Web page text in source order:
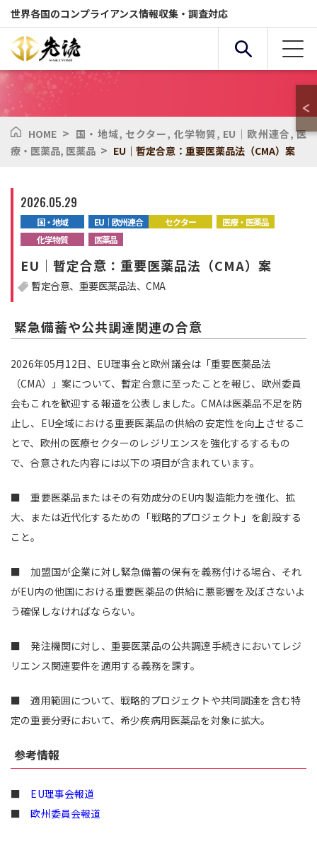
世界各国のコンプライアンス情報収集・調査対応
複合条件検索
全般
化学物質 環境
HOME > 国・地域, セクター, 化学物質, EU｜欧州連合,医
療・医薬品, 医薬品 > EU｜暫定合意：重要医薬品法（CMA）案
2026.05.29
国・地域 EU｜欧州連合 セクター
医療・医薬品
化学物質
医薬品
EU｜暫定合意：重要医薬品法（CMA）案
暫定合意 重要医薬品法 CMA
緊急備蓄や公共調達関連の合意
2026年05月12日、EU理事会と欧州議会は「重要医薬品法
（CMA）」案について、暫定合意に至ったことを報じ、欧州委員
会もこれを歓迎する報道を公表しました。CMAは医薬品不足を防
止し、EU全域における重要医薬品の供給の安定性を向上させるこ
とで、欧州の医療セクターのレジリエンスを強化するするもの
で、合意された内容には以下の項目が含まれています。
■ 重要医薬品またはその有効成分のEU内製造能力を強化、拡
大、または近代化するための「戦略的プロジェクト」を創設する
こと。
■ 加盟国が企業に対し緊急備蓄の保有を義務付ける場合、それ
がEU内の他国における重要医薬品の供給に悪影響を及ぼさないよ
う確保しなければならない。
■ 発注機関に対し、重要医薬品の公共調達手続きにおいてレジ
リエンス関連要件を適用する義務を課す。
■ 適用範囲について、戦略的プロジェクトや共同調達を含む特
定の重要分野において、希少疾病用医薬品を対象に拡大。
参考情報
■ EU理事会報道
■欧州委員会報道